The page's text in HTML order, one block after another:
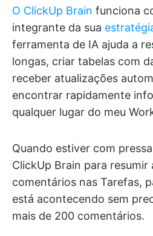
O ClickUp Brain funciona
integrante da sua
ferramenta de IA ajuda a
longas, criar tabelas com
receber atualizações
encontrar rapidamente
qualquer lugar do meu
Quando estiver com
ClickUp Brain para resumir
comentários nas Tarefas,
está acontecendo sem
mais de 200 comentários.